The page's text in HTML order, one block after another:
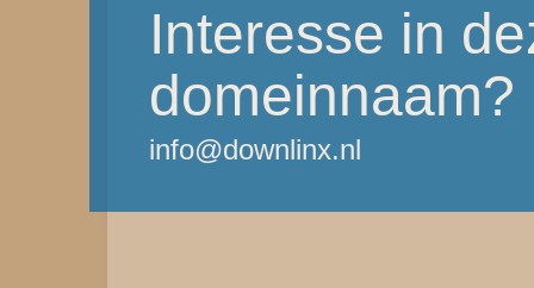
Interesse in
domeinnaam?
info@downlinx.nl